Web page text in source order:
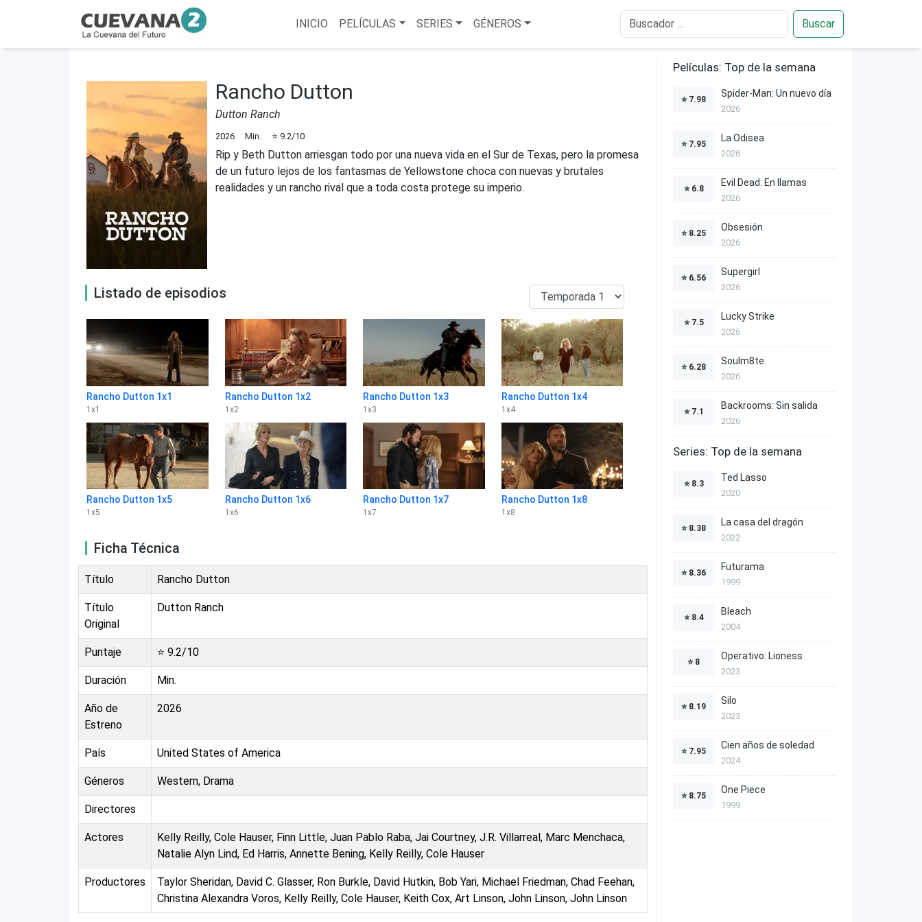
INICIO PELÍCULAS SERIES GÉNEROS Buscar
Rancho Dutton
Dutton Ranch
2026 Min. ⭐ 9.2/10
Rip y Beth Dutton arriesgan todo por una nueva vida en el Sur de Texas, pero la promesa
de un futuro lejos de los fantasmas de Yellowstone choca con nuevas y brutales
realidades y un rancho rival que a toda costa protege su imperio.
Listado de episodios
Rancho Dutton 1x1
1 x1
Rancho Dutton 1x2
1 x2
Rancho Dutton 1x3
1 x3
Rancho Dutton 1x4
1 x4
Rancho Dutton 1x5
1 x5
Rancho Dutton 1x6
1 x6
Rancho Dutton 1x7
1 x7
Rancho Dutton 1x8
1 x8
Ficha Técnica
Título Rancho Dutton
Título
Original
Dutton Ranch
Puntaje ⭐ 9.2/10
Duración Min.
Año de
Estreno
2026
País United States of America
Géneros Western, Drama
Directores
Actores
Kelly Reilly, Cole Hauser, Finn Little, Juan Pablo Raba, Jai Courtney, J.R. Villarreal, Marc Menchaca,
Natalie Alyn Lind, Ed Harris, Annette Bening, Kelly Reilly, Cole Hauser
Productores
Taylor Sheridan, David C. Glasser, Ron Burkle, David Hutkin, Bob Yari, Michael Friedman, Chad Feehan,
Christina Alexandra Voros, Kelly Reilly, Cole Hauser, Keith Cox, Art Linson, John Linson, John Linson
Películas: Top de la semana
⭐ 7.98
Spider-Man: Un nuevo día
2026
⭐ 7.95
La Odisea
2026
⭐ 6.8
Evil Dead: En llamas
2026
⭐ 8.25
Obsesión
2026
⭐ 6.56
Supergirl
2026
⭐ 7.5
Lucky Strike
2026
⭐ 6.28
Soulm8te
2026
⭐ 7.1
Backrooms: Sin salida
2026
Series: Top de la semana
⭐ 8.3
Ted Lasso
2020
⭐ 8.38
La casa del dragón
2022
⭐ 8.36
Futurama
1999
⭐ 8.4
Bleach
2004
⭐ 8
Operativo: Lioness
2023
⭐ 8.19
Silo
2023
⭐ 7.95
Cien años de soledad
2024
⭐ 8.75
One Piece
1999